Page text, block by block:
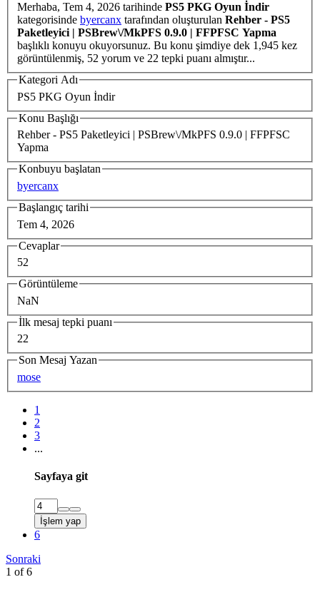
Merhaba, Tem 4, 2026 tarihinde PS5 PKG Oyun İndir
kategorisinde byercanx tarafından oluşturulan Rehber - PS5
Paketleyici | PSBrew\/MkPFS 0.9.0 | FFPFSC Yapma
başlıklı konuyu okuyorsunuz. Bu konu şimdiye dek 1,945 kez
görüntülenmiş, 52 yorum ve 22 tepki puanı almıştır...
Kategori Adı
PS5 PKG Oyun İndir
Konu Başlığı
Rehber - PS5 Paketleyici | PSBrew\/MkPFS 0.9.0 | FFPFSC
Yapma
Konbuyu başlatan
byercanx
Başlangıç tarihi
Tem 4, 2026
Cevaplar
52
Görüntüleme
NaN
İlk mesaj tepki puanı
22
Son Mesaj Yazan
mose
1
2
3
...
Sayfaya git
İşlem yap
6
Sonraki
1 of 6